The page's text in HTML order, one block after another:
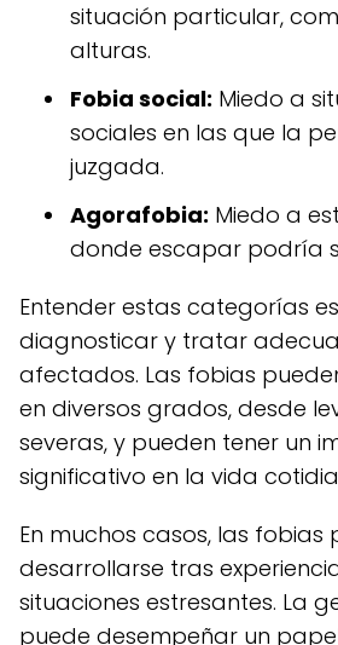
situación particular,
alturas.
Fobia social: Miedo a
sociales en las que la
juzgada.
Agorafobia: Miedo a
donde escapar podría
Entender estas categorías
diagnosticar y tratar
afectados. Las fobias
en diversos grados, desde
severas, y pueden tener un
significativo en la vida
En muchos casos, las fobias
desarrollarse tras
situaciones estresantes. La
puede desempeñar un